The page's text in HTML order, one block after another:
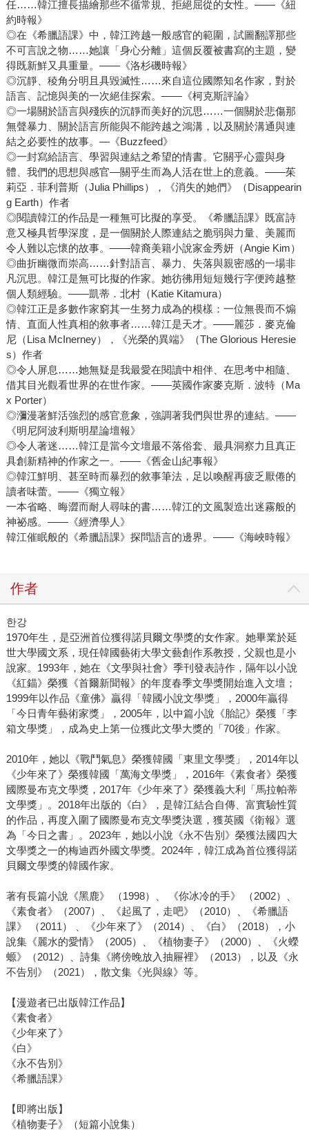
任……韓江擅長描繪那些不循常規、拒絕屈從的女性。――《紐
約時報》
◎在《希臘語課》中，韓江跨越一般感官的範圍，試圖翻譯那些
不可言說之物……她讓「身心分離」這個反覆被書寫的主題，變
得既新鮮又具重量。――《洛杉磯時報》
◎沉靜、稜角分明且具毀滅性……來自這位國際知名作家，對於
語言、記憶與美的一次絕佳探索。――《柯克斯評論》
◎一場關於語言與殘疾的沉靜而美好的沉思……一個關於悲傷那
無聲暴力、關於語言所能與不能跨越之鴻溝，以及關於溝通與連
結之必要性的故事。—《Buzzfeed》
◎一封寫給語言、學習與連結之希望的情書。它關乎心靈與身
體、我們的思想與感官—關乎生而為人活在世上的意義。――茱
莉亞．菲利普斯（Julia Phillips），《消失的她們》（Disappearin
g Earth）作者
◎閱讀韓江的作品是一種無可比擬的享受。《希臘語課》既富詩
意又極具哲學深度，是一個關於人際連結之脆弱與力量、美麗而
令人難以忘懷的故事。――韓裔美籍小說家金秀妍（Angie Kim）
◎曲折幽微而崇高……針對語言、暴力、失落與親密感的一場非
凡沉思。韓江是無可比擬的作家。她彷彿用短短幾行字便跨越整
個人類經驗。――凱蒂．北村（Katie Kitamura）
◎韓江正是多數作家窮其一生努力成為的模樣：一位無畏而不煽
情、直面人性真相的敘事者……韓江是天才。――麗莎．麥克倫
尼（Lisa McInerney），《光榮的異端》（The Glorious Heresie
s）作者
◎令人屏息……她無疑是我最愛在閱讀中相伴、在思考中相隨、
借其目光觀看世界的在世作家。――英國作家麥克斯．波特（Ma
x Porter）
◎瀰漫著鮮活強烈的感官意象，強調著我們與世界的連結。――
《明尼阿波利斯明星論壇報》
◎令人著迷……韓江是當今文壇最不落俗套、最具洞察力且真正
具創新精神的作家之一。――《舊金山紀事報》
◎韓江鮮明、甚至時而暴烈的敘事筆法，足以喚醒再疲乏厭倦的
讀者味蕾。――《獨立報》
一本省略、晦澀而耐人尋味的書……韓江的文風製造出迷霧般的
神祕感。――《經濟學人》
韓江催眠般的《希臘語課》探問語言的邊界。――《海峽時報》
作者
한강
1970年生，是亞洲首位獲得諾貝爾文學獎的女作家。她畢業於延
世大學國文系，現任韓國藝術大學文藝創作系教授，父親也是小
說家。1993年，她在《文學與社會》季刊發表詩作，隔年以小說
《紅錨》榮獲《首爾新聞報》的年度春季文學獎開始進入文壇；
1999年以作品《童佛》贏得「韓國小說文學獎」，2000年贏得
「今日青年藝術家獎」，2005年，以中篇小說《胎記》榮獲「李
箱文學獎」，成為史上第一位獲此文學大獎的「70後」作家。
2010年，她以《戰鬥氣息》榮獲韓國「東里文學獎」，2014年以
《少年來了》榮獲韓國「萬海文學獎」，2016年《素食者》榮獲
國際曼布克文學獎，2017年《少年來了》榮獲義大利「馬拉帕蒂
文學獎」。2018年出版的《白》，是韓江結合自傳、富實驗性質
的作品，再度入圍了國際曼布克文學獎決選，獲英國《衛報》選
為「今日之書」。2023年，她以小說《永不告別》榮獲法國四大
文學獎之一的梅迪西外國文學獎。2024年，韓江成為首位獲得諾
貝爾文學獎的韓國作家。
著有長篇小說《黑鹿》 （1998）、 《你冰冷的手》 （2002）、
《素食者》（2007）、《起風了，走吧》（2010）、《希臘語
課》 （2011） 、《少年來了》（2014）、《白》（2018），小
說集《麗水的愛情》（2005）、《植物妻子》（2000）、《火蠑
螈》（2012）、詩集《將傍晚放入抽屜裡》（2013），以及《永
不告別》（2021），散文集《光與線》等。
【漫遊者已出版韓江作品】
《素食者》
《少年來了》
《白》
《永不告別》
《希臘語課》
【即將出版】
《植物妻子》（短篇小說集）